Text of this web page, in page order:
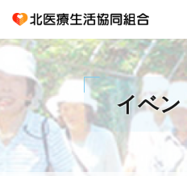
イベン